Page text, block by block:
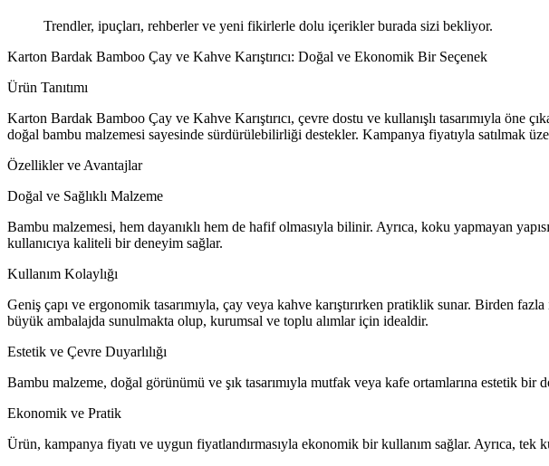
Trendler, ipuçları, rehberler ve yeni fikirlerle dolu içerikler burada sizi bekliyor.
Karton Bardak Bamboo Çay ve Kahve Karıştırıcı: Doğal ve Ekonomik Bir Seçenek
Ürün Tanıtımı
Karton Bardak Bamboo Çay ve Kahve Karıştırıcı, çevre dostu ve kullanışlı tasarımıyla öne
doğal bambu malzemesi sayesinde sürdürülebilirliği destekler. Kampanya fiyatıyla satılmak
Özellikler ve Avantajlar
Doğal ve Sağlıklı Malzeme
Bambu malzemesi, hem dayanıklı hem de hafif olmasıyla bilinir. Ayrıca, koku yapmayan
kullanıcıya kaliteli bir deneyim sağlar.
Kullanım Kolaylığı
Geniş çapı ve ergonomik tasarımıyla, çay veya kahve karıştırırken pratiklik sunar. Birden
büyük ambalajda sunulmakta olup, kurumsal ve toplu alımlar için idealdir.
Estetik ve Çevre Duyarlılığı
Bambu malzeme, doğal görünümü ve şık tasarımıyla mutfak veya kafe ortamlarına estetik
Ekonomik ve Pratik
Ürün, kampanya fiyatı ve uygun fiyatlandırmasıyla ekonomik bir kullanım sağlar. Ayrıca, tek